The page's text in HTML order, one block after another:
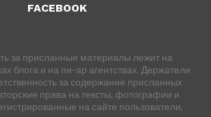
FACEBOOK
за присланные материалы лежит на
блога и на пи-ар агентствах. Держатели
за содержание присланных
права на тексты, фотографии и
на сайте пользователи,